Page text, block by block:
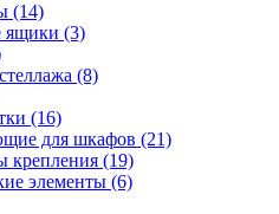
(14)
(3)
(8)
(16)
для шкафов (21)
крепления (19)
элементы (6)